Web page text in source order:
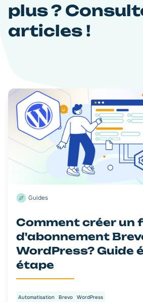
plus ?
articles !
Guides
Comment créer un
d'abonnement
WordPress? Guide
étape
Automatisation Brevo WordPress